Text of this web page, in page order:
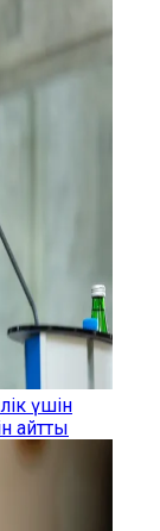
үшін
айтты